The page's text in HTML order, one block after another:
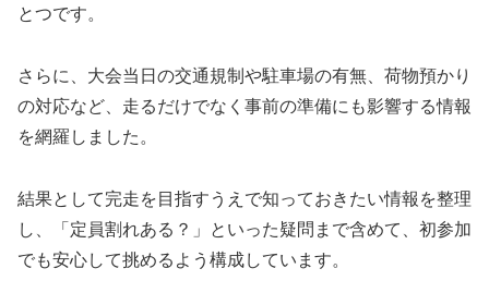
とつです。
さらに、大会当日の交通規制や駐車場の有無、荷物預かり
の対応など、走るだけでなく事前の準備にも影響する情報
を網羅しました。
結果として完走を目指すうえで知っておきたい情報を整理
し、「定員割れある？」といった疑問まで含めて、初参加
でも安心して挑めるよう構成しています。